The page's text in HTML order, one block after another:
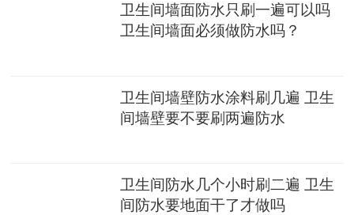
卫生间墙面防水只刷一遍可以吗
卫生间墙面必须做防水吗？
卫生间墙壁防水涂料刷几遍 卫生
间墙壁要不要刷两遍防水
卫生间防水几个小时刷二遍 卫生
间防水要地面干了才做吗